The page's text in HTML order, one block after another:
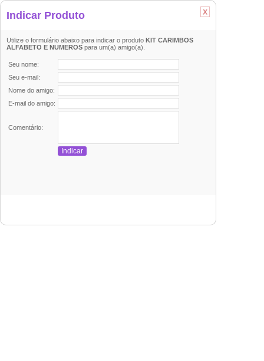
Indicar Produto
Utilize o formulário abaixo para indicar o produto KIT CARIMBOS
ALFABETO E NUMEROS para um(a) amigo(a).
Seu nome:
Seu e-mail:
Nome do amigo:
E-mail do amigo:
Comentário: